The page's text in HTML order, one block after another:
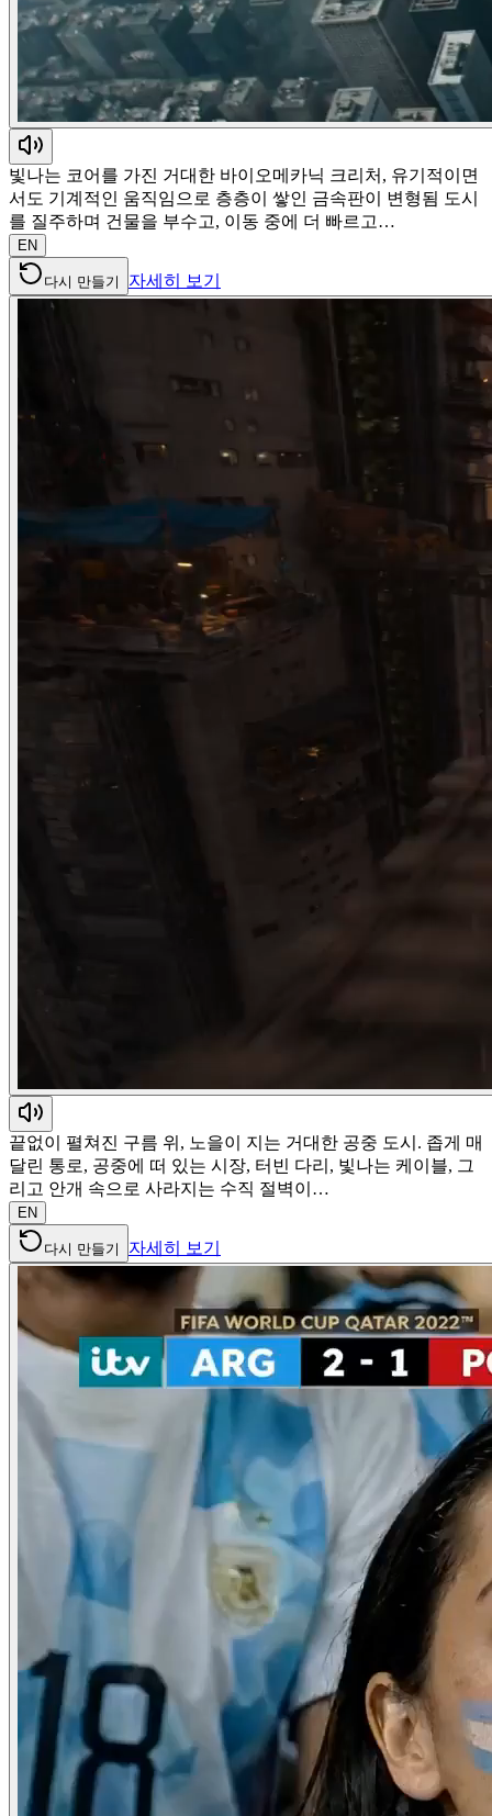
빛나는 코어를 가진 거대한 바이오메카닉 크리처, 유기적이면
서도 기계적인 움직임으로 층층이 쌓인 금속판이 변형됨 도시
를 질주하며 건물을 부수고, 이동 중에 더 빠르고…
EN
다시 만들기 자세히 보기
끝없이 펼쳐진 구름 위, 노을이 지는 거대한 공중 도시. 좁게 매
달린 통로, 공중에 떠 있는 시장, 터빈 다리, 빛나는 케이블, 그
리고 안개 속으로 사라지는 수직 절벽이…
EN
다시 만들기 자세히 보기